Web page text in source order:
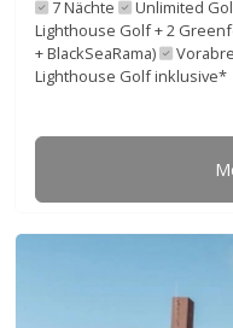
7 Nächte
Unlimited
Lighthouse Golf + 2
+ BlackSeaRama)
Lighthouse Golf inklusive*